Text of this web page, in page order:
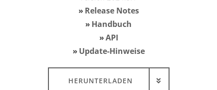
Release Notes
Handbuch
API
Update-Hinweise
HERUNTERLADEN